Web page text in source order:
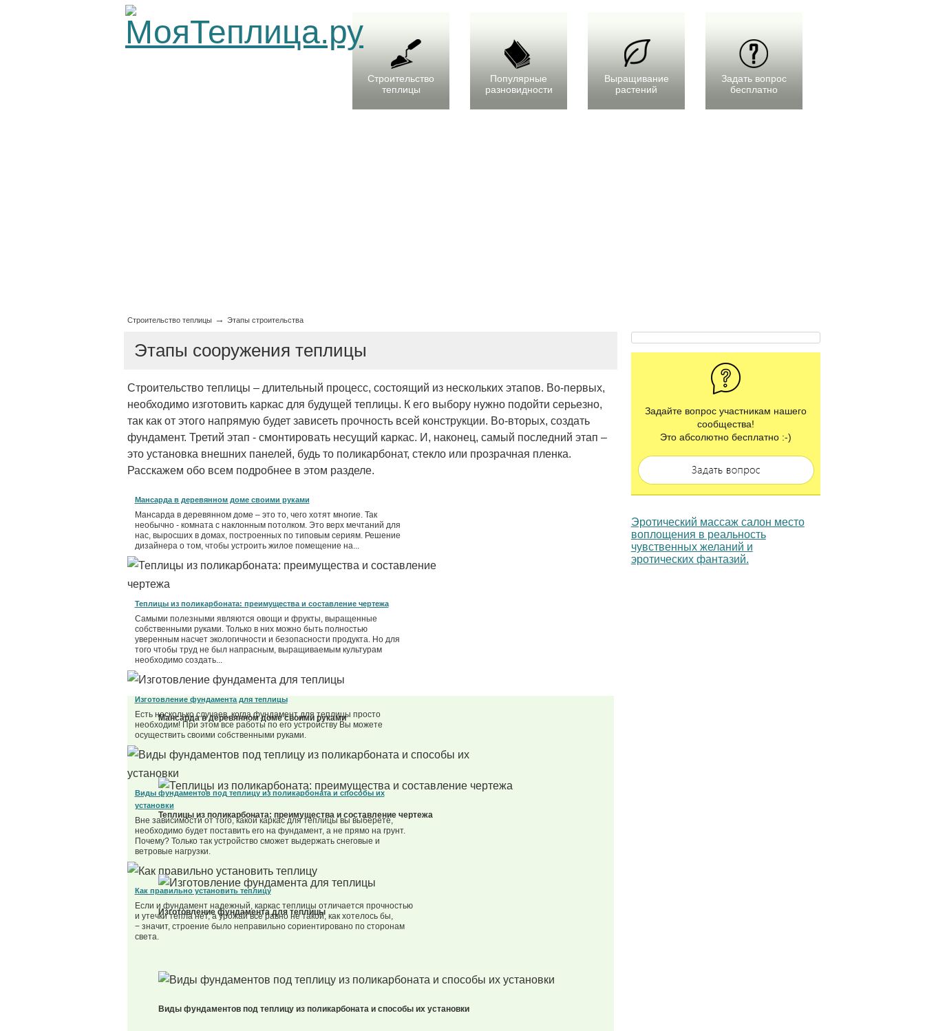
Строительство
теплицы
Популярные
разновидности
Выращивание
растений
Задать вопрос
бесплатно
Строительство теплицы→ Этапы строительства
Этапы сооружения теплицы
Строительство теплицы – длительный процесс, состоящий из нескольких этапов. Во-первых,
необходимо изготовить каркас для будущей теплицы. К его выбору нужно подойти серьезно,
так как от этого напрямую будет зависеть прочность всей конструкции. Во-вторых, создать
фундамент. Третий этап - смонтировать несущий каркас. И, наконец, самый последний этап –
это установка внешних панелей, будь то поликарбонат, стекло или прозрачная пленка.
Расскажем обо всем подробнее в этом разделе.
Мансарда в деревянном доме своими руками
Мансарда в деревянном доме – это то, чего хотят многие. Так
необычно - комната с наклонным потолком. Это верх мечтаний для
нас, выросших в домах, построенных по типовым сериям. Решение
дизайнера о том, чтобы устроить жилое помещение на...
Теплицы из поликарбоната: преимущества и составление чертежа
Самыми полезными являются овощи и фрукты, выращенные
собственными руками. Только в них можно быть полностью
уверенным насчет экологичности и безопасности продукта. Но для
того чтобы труд не был напрасным, выращиваемым культурам
необходимо создать...
Изготовление фундамента для теплицы
Есть несколько случаев, когда фундамент для теплицы просто
необходим! При этом все работы по его устройству Вы можете
осуществить своими собственными руками.
Виды фундаментов под теплицу из поликарбоната и способы их
установки
Вне зависимости от того, какой каркас для теплицы вы выберете,
необходимо будет поставить его на фундамент, а не прямо на грунт.
Почему? Только так устройство сможет выдержать снеговые и
ветровые нагрузки.
Как правильно установить теплицу
Если и фундамент надежный, каркас теплицы отличается прочностью
и утечки тепла нет, а урожай все равно не такой, как хотелось бы,
− значит, строение было неправильно сориентировано по сторонам
света.
Мансарда в деревянном доме своими руками
Теплицы из поликарбоната: преимущества и составление чертежа
Изготовление фундамента для теплицы
Виды фундаментов под теплицу из поликарбоната и способы их установки
Задайте вопрос участникам нашего
сообщества!
Это абсолютно бесплатно :-)
Эротический массаж салон место
воплощения в реальность
чувственных желаний и
эротических фантазий.